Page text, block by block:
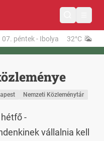
07. péntek- Ibolya 32°C
Nemzeti Közleménytár
-
vállalnia kell